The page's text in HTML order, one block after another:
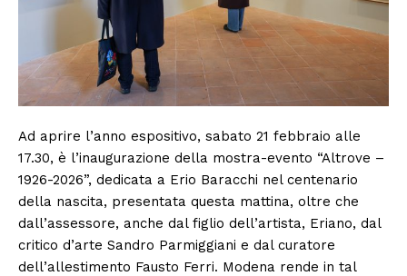
Ad aprire l’anno espositivo, sabato 21 febbraio alle
17.30, è l’inaugurazione della mostra-evento “Altrove –
1926-2026”, dedicata a Erio Baracchi nel centenario
della nascita, presentata questa mattina, oltre che
dall’assessore, anche dal figlio dell’artista, Eriano, dal
critico d’arte Sandro Parmiggiani e dal curatore
dell’allestimento Fausto Ferri. Modena rende in tal